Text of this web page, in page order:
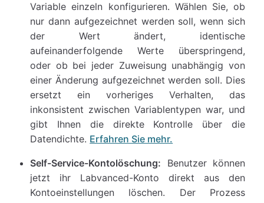
Variable einzeln konfigurieren. Wählen Sie, ob
nur dann aufgezeichnet werden soll, wenn sich
der Wert ändert, identische
aufeinanderfolgende Werte überspringend,
oder ob bei jeder Zuweisung unabhängig von
einer Änderung aufgezeichnet werden soll. Dies
ersetzt ein vorheriges Verhalten, das
inkonsistent zwischen Variablentypen war, und
gibt Ihnen die direkte Kontrolle über die
Datendichte. Erfahren Sie mehr.
Self-Service-Kontolöschung: Benutzer können
jetzt ihr Labvanced-Konto direkt aus den
Kontoeinstellungen löschen. Der Prozess